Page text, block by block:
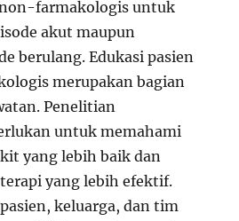
farmakologis untuk
akut maupun
berulang. Edukasi pasien
merupakan bagian
Penelitian
untuk memahami
yang lebih baik dan
yang lebih efektif.
keluarga, dan tim